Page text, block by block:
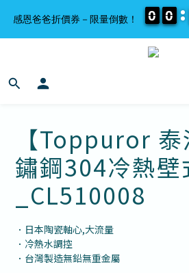
【Toppuror
鏽鋼304冷熱壁
_CL510008
．日本陶瓷軸心,大流量
．冷熱水調控
．台灣製造無鉛無重金屬
感恩爸爸折價券－限量倒數！ 0
0
0
0 0
0
0
0